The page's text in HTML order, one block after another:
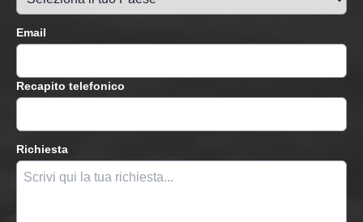
Email
Recapito telefonico
Richiesta